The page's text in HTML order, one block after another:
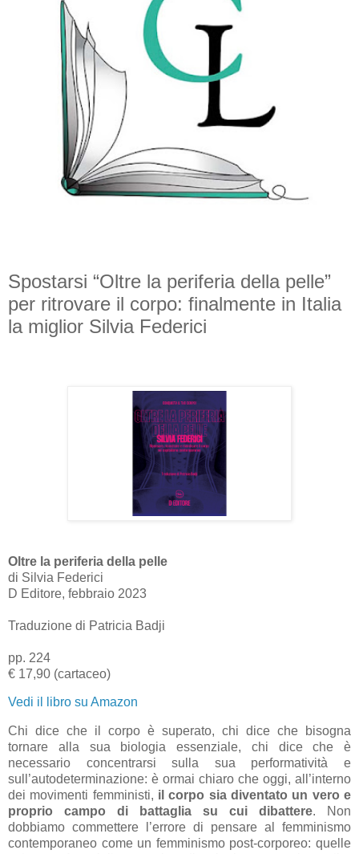
Spostarsi “Oltre la periferia della pelle”
per ritrovare il corpo: finalmente in Italia
la miglior Silvia Federici
Oltre la periferia della pelle
di Silvia Federici
D Editore, febbraio 2023
Traduzione di Patricia Badji
pp. 224
€ 17,90 (cartaceo)
Vedi il libro su Amazon
Chi dice che il corpo è superato, chi dice che bisogna
tornare alla sua biologia essenziale, chi dice che è
necessario concentrarsi sulla sua performatività e
sull’autodeterminazione: è ormai chiaro che oggi, all’interno
dei movimenti femministi, il corpo sia diventato un vero e
proprio campo di battaglia su cui dibattere. Non
dobbiamo commettere l’errore di pensare al femminismo
contemporaneo come un femminismo post-corporeo: quelle